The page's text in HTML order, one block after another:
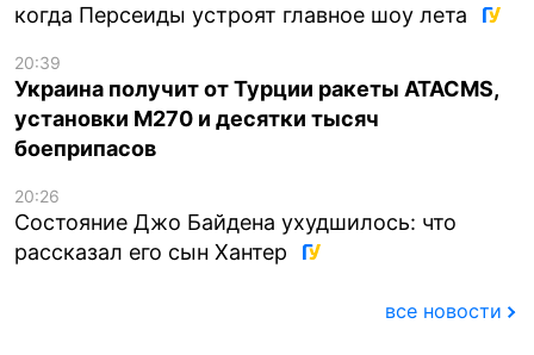
когда Персеиды устроят главное шоу лета
20:39
Украина получит от Турции ракеты ATACMS,
установки M270 и десятки тысяч
боеприпасов
20:26
Состояние Джо Байдена ухудшилось: что
рассказал его сын Хантер
все новости